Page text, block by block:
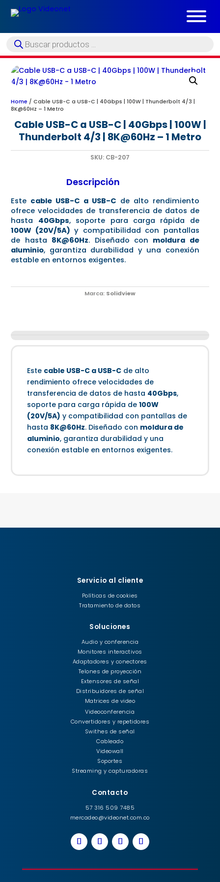
Búsqueda
de
Home / Cable USB-C a USB-C | 40Gbps | 100W | Thunderbolt 4/3 |
8K@60Hz – 1 Metro
Cable USB-C a USB-C | 40Gbps | 100W |
Thunderbolt 4/3 | 8K@60Hz – 1 Metro
SKU: CB-207
Descripción
Este cable USB-C a USB-C de alto rendimiento
ofrece velocidades de transferencia de datos de
hasta 40Gbps, soporte para carga rápida de
100W (20V/5A) y compatibilidad con pantallas
de hasta 8K@60Hz. Diseñado con moldura de
aluminio, garantiza durabilidad y una conexión
estable en entornos exigentes.
Marca: Solidview
Este cable USB-C a USB-C de alto
rendimiento ofrece velocidades de
transferencia de datos de hasta 40Gbps,
soporte para carga rápida de100W
(20V/5A) y compatibilidad con pantallas de
hasta 8K@60Hz. Diseñado con moldura de
aluminio, garantiza durabilidad y una
conexión estable en entornos exigentes.
Servicio al cliente
Políticas de cookies
Tratamiento de datos
Soluciones
Audio y conferencia
Monitores interactivos
Adaptadores y conectores
Telones de proyección
Extensores de señal
Distribuidores de señal
Matrices de video
Videoconferencia
Convertidores y repetidores
Swithes de señal
Cableado
Videowall
Soportes
Streaming y capturadoras
Contacto
57 316 509 7485
mercadeo@videonet.com.co